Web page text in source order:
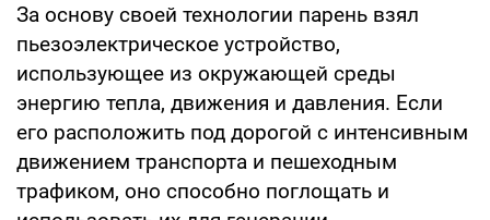
За основу своей технологии парень взял
пьезоэлектрическое устройство,
использующее из окружающей среды
энергию тепла, движения и давления. Если
его расположить под дорогой с интенсивным
движением транспорта и пешеходным
трафиком, оно способно поглощать и